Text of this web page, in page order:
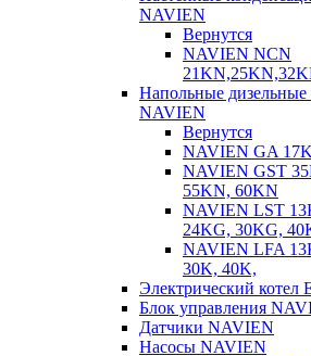
NAVIEN
Вернутся
NAVIEN NCN
Напольные дизельные
NAVIEN
Вернутся
NAVIEN GA
NAVIEN GST
55KN, 60KN
NAVIEN LST
24KG, 30KG,
NAVIEN LFA
30K, 40K,
Электрический котел
Блок управления
Датчики NAVIEN
Насосы NAVIEN